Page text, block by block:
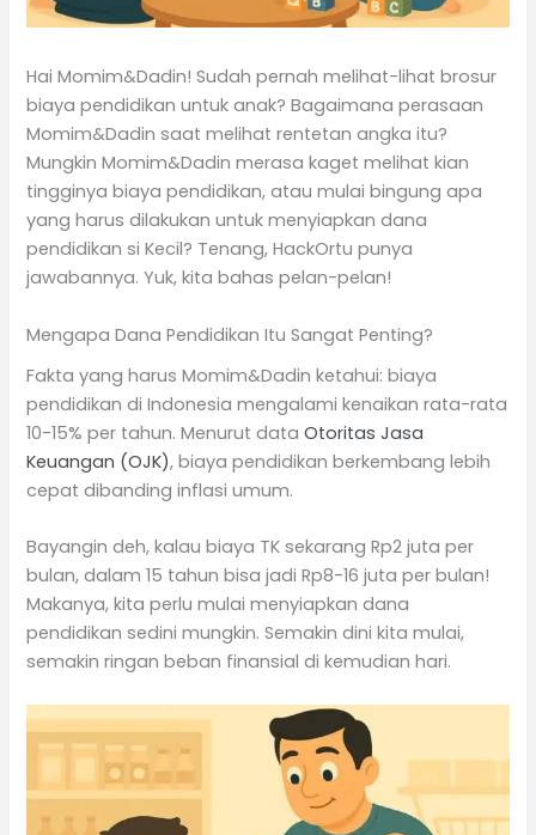
Hai Momim&Dadin! Sudah pernah melihat-lihat brosur
biaya pendidikan untuk anak? Bagaimana perasaan
Momim&Dadin saat melihat rentetan angka itu?
Mungkin Momim&Dadin merasa kaget melihat kian
tingginya biaya pendidikan, atau mulai bingung apa
yang harus dilakukan untuk menyiapkan dana
pendidikan si Kecil? Tenang, HackOrtu punya
jawabannya. Yuk, kita bahas pelan-pelan!
Mengapa Dana Pendidikan Itu Sangat Penting?
Fakta yang harus Momim&Dadin ketahui: biaya
pendidikan di Indonesia mengalami kenaikan rata-rata
10-15% per tahun. Menurut data Otoritas Jasa
Keuangan (OJK), biaya pendidikan berkembang lebih
cepat dibanding inflasi umum.
Bayangin deh, kalau biaya TK sekarang Rp2 juta per
bulan, dalam 15 tahun bisa jadi Rp8-16 juta per bulan!
Makanya, kita perlu mulai menyiapkan dana
pendidikan sedini mungkin. Semakin dini kita mulai,
semakin ringan beban finansial di kemudian hari.